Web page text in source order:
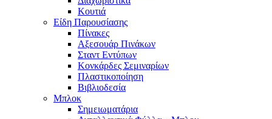
Κουτιά
Είδη Παρουσίασης
Πίνακες
Αξεσουάρ Πινάκων
Σταντ Εντύπων
Κονκάρδες Σεμιναρίων
Πλαστικοποίηση
Βιβλιοδεσία
Μπλοκ
Σημειωματάρια